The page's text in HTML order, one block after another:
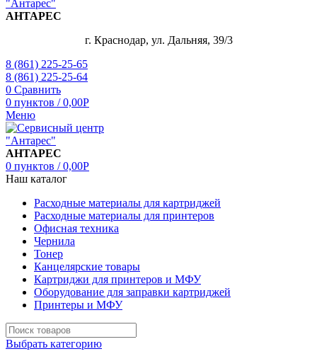
АНТАРЕС
г. Краснодар, ул. Дальняя, 39/3
8 (861) 225-25-65
8 (861) 225-25-64
0 Сравнить
0 пунктов / 0,00Р
Меню
АНТАРЕС
0 пунктов / 0,00Р
Наш каталог
Расходные материалы для картриджей
Расходные материалы для принтеров
Офисная техника
Чернила
Тонер
Канцелярские товары
Картриджи для принтеров и МФУ
Оборудование для заправки картриджей
Принтеры и МФУ
Выбрать категорию